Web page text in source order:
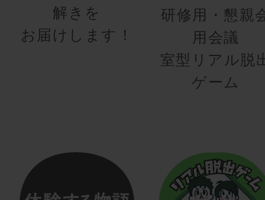
解きを
お届けします！
研修用・懇親
用会議
室型リアル脱
ゲーム